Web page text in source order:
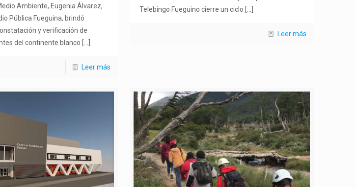
Ambiente, Eugenia Álvarez,
Pública Fueguina, brindó
y verificación de
del continente blanco […]
Leer más
Telebingo Fueguino cierre un ciclo […]
Leer más